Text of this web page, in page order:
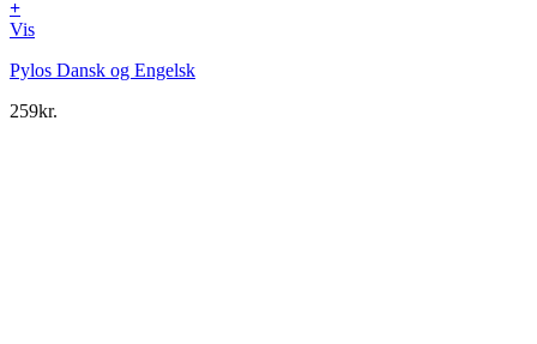
+
Vis
Pylos Dansk og Engelsk
259kr.